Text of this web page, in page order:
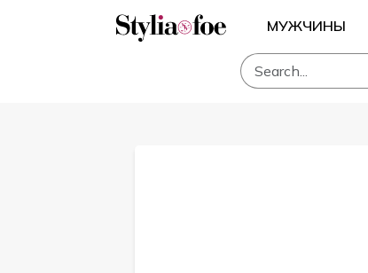
МУЖЧИНЫ